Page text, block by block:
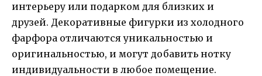
интерьеру или подарком для близких и
друзей. Декоративные фигурки из холодного
фарфора отличаются уникальностью и
оригинальностью, и могут добавить нотку
индивидуальности в любое помещение.